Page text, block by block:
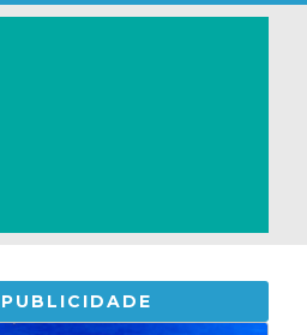
PUBLICIDADE